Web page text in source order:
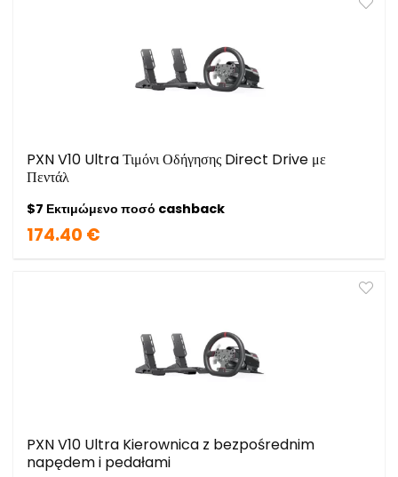
PXN V10 Ultra Τιμόνι Οδήγησης Direct Drive με
Πεντάλ
$7 Εκτιμώμενο ποσό cashback
174.40 €
PXN V10 Ultra Kierownica z bezpośrednim
napędem i pedałami